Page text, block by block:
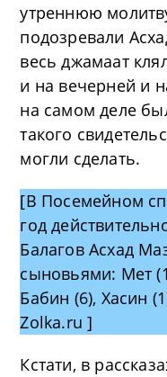
утреннюю
подозревали
весь джамаат
и на вечерней и
на самом деле
такого
могли сделать.
[В Посемейном
год
Балагов Асхад
сыновьями: Мет
Бабин (6), Хасин
Zolka.ru ]
Кстати, в